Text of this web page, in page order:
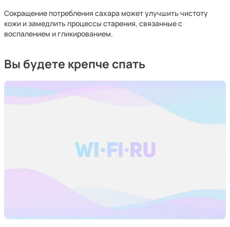
Сокращение потребления сахара может улучшить чистоту
кожи и замедлить процессы старения, связанные с
воспалением и гликированием.
Вы будете крепче спать